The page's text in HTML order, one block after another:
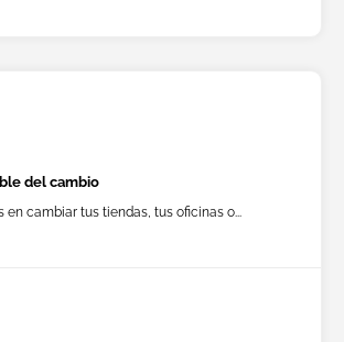
del cambio
en cambiar tus tiendas, tus oficinas o...